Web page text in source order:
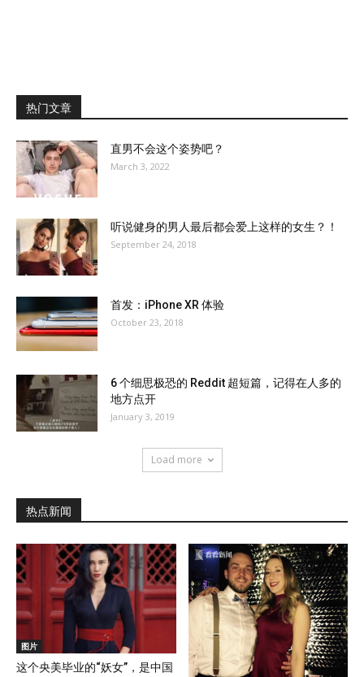
热门文章
直男不会这个姿势吧？
March 3, 2022
听说健身的男人最后都会爱上这样的女生？！
September 24, 2018
首发：iPhone XR 体验
October 23, 2018
6 个细思极恐的 Reddit 超短篇，记得在人多的
地方点开
January 3, 2019
Load more
热点新闻
图片
这个央美毕业的“妖女”，是中国